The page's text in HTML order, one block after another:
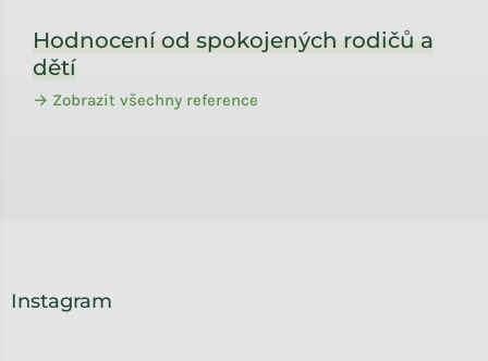
Hodnocení od spokojených rodičů a
dětí
→ Zobrazit všechny reference
Instagram